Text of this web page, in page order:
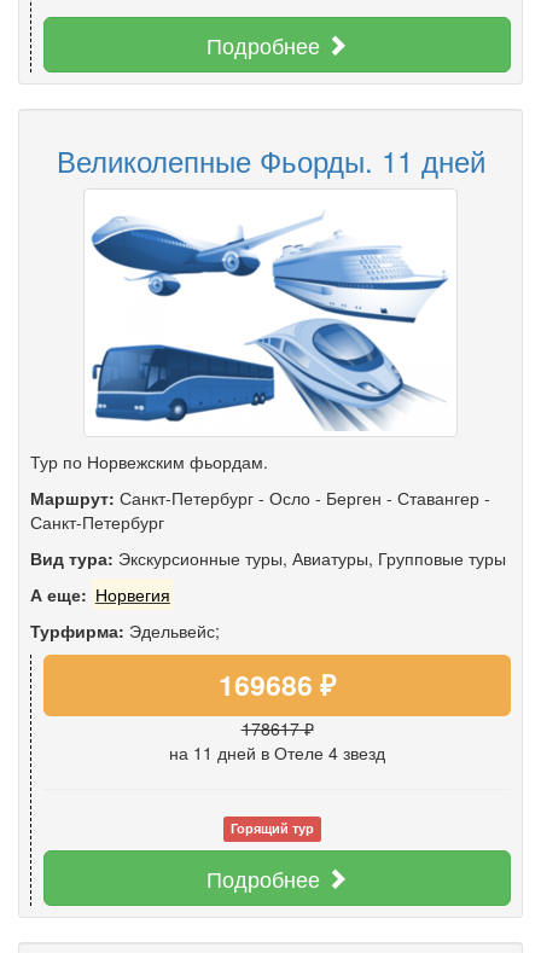
Подробнее
Великолепные Фьорды. 11 дней
Тур по Норвежским фьордам.
Маршрут: Санкт-Петербург - Осло - Берген - Ставангер -
Санкт-Петербург
Вид тура: Экскурсионные туры, Авиатуры, Групповые туры
А еще: Норвегия
Турфирма: Эдельвейс;
169686 ₽
178617 ₽
на 11 дней в Отеле 4 звезд
Горящий тур
Подробнее